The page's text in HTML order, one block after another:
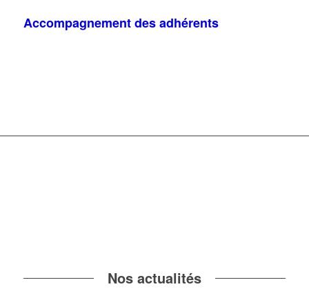
Accompagnement des adhérents
Nos actualités